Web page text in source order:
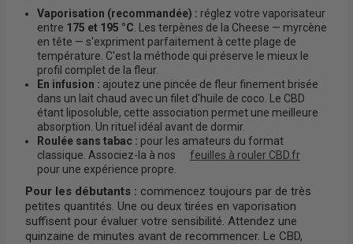
Vaporisation (recommandée) : réglez votre vaporisateur
entre 175 et 195 °C . Les terpènes de la Cheese — myrcène
en tête — s'expriment parfaitement à cette plage de
température. C'est la méthode qui préserve le mieux le
profil complet de la fleur.
En infusion : ajoutez une pincée de fleur finement brisée
dans un lait chaud avec un filet d'huile de coco. Le CBD
étant liposoluble, cette association permet une meilleure
absorption. Un rituel idéal avant de dormir.
Roulée sans tabac : pour les amateurs du format
classique. Associez-la à nos
feuilles à rouler CBD.fr
pour une expérience propre.
Pour les débutants : commencez toujours par de très
petites quantités. Une ou deux tirées en vaporisation
suffisent pour évaluer votre sensibilité. Attendez une
quinzaine de minutes avant de recommencer. Le CBD,